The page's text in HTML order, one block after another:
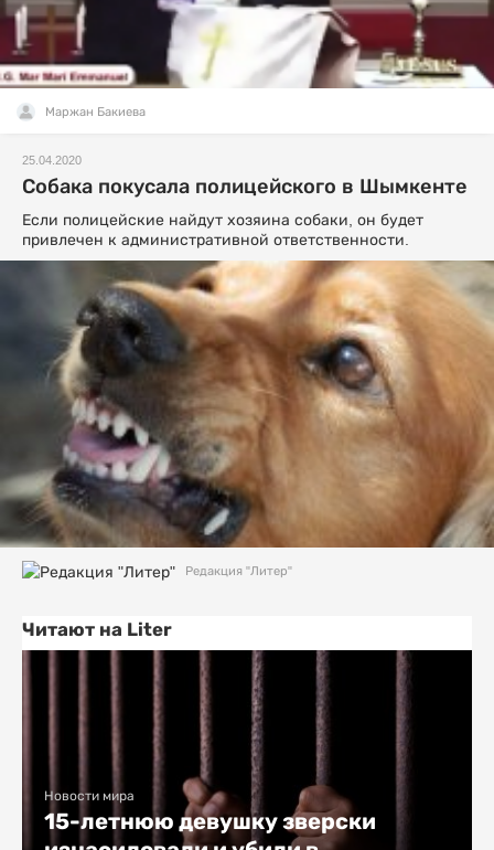
Маржан Бакиева
25.04.2020
Собака покусала полицейского в Шымкенте
Если полицейские найдут хозяина собаки, он будет
привлечен к административной ответственности.
Редакция "Литер"
Читают на Liter
Новости мира
15-летнюю девушку зверски